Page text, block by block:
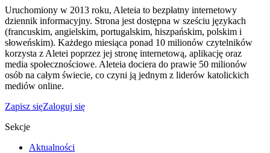
Uruchomiony w 2013 roku, Aleteia to bezpłatny internetowy
dziennik informacyjny. Strona jest dostępna w sześciu językach
(francuskim, angielskim, portugalskim, hiszpańskim, polskim i
słoweńskim). Każdego miesiąca ponad 10 milionów czytelników
korzysta z Aletei poprzez jej stronę internetową, aplikację oraz
media społecznościowe. Aleteia dociera do prawie 50 milionów
osób na całym świecie, co czyni ją jednym z liderów katolickich
mediów online.
Zapisz sięZaloguj się
Sekcje
Aktualności